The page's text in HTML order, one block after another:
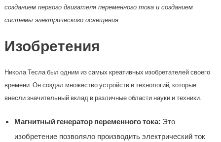
созданием первого двигателя переменного тока и созданием
системы электрического освещения.
Изобретения
Никола Тесла был одним из самых креативных изобретателей своего
времени. Он создал множество устройств и технологий, которые
внесли значительный вклад в различные области науки и техники.
Магнитный генератор переменного тока:Это
изобретение позволяло производить электрический ток